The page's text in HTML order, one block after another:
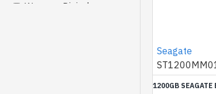
Western Digital
Seagate